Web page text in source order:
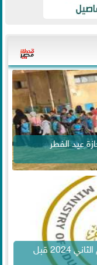
عيد الفطر
التعليم تشدد على الانتهاء من مناهج الترم الثاني 2024 قبل